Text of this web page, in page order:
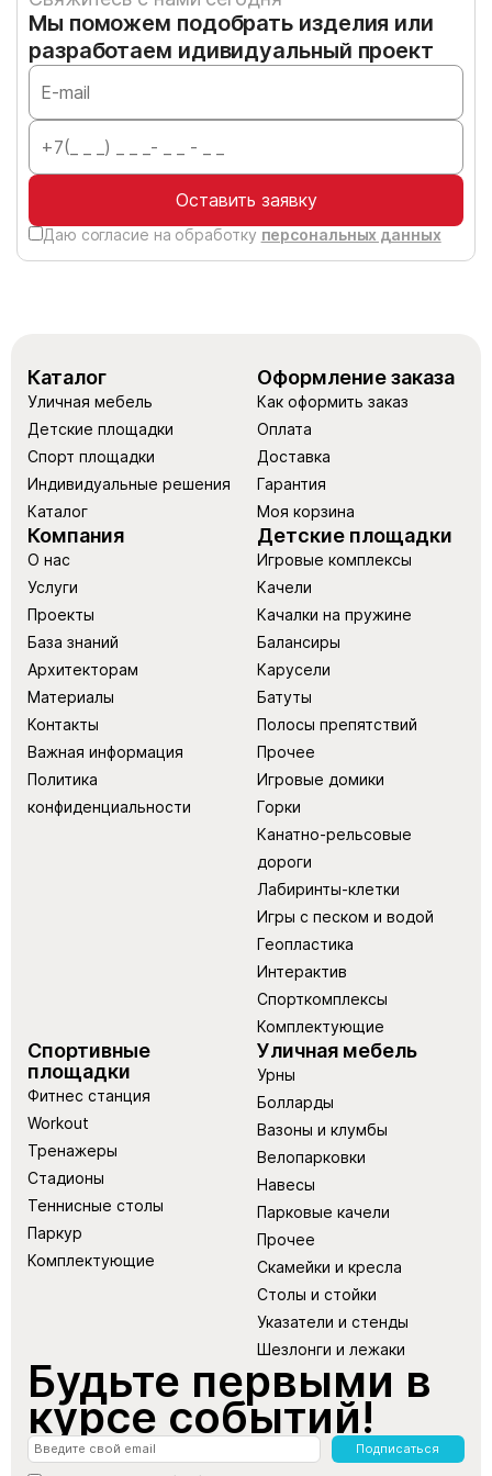
Мы поможем подобрать изделия или
разработаем идивидуальный проект
Оставить заявку
Даю согласие на обработку персональных данных
Каталог
Уличная мебель
Детские площадки
Спорт площадки
Индивидуальные решения
Каталог
Оформление заказа
Как оформить заказ
Оплата
Доставка
Гарантия
Моя корзина
Компания
О нас
Услуги
Проекты
База знаний
Архитекторам
Материалы
Контакты
Важная информация
Политика
конфиденциальности
Детские площадки
Игровые комплексы
Качели
Качалки на пружине
Балансиры
Карусели
Батуты
Полосы препятствий
Прочее
Игровые домики
Горки
Канатно-рельсовые
дороги
Лабиринты-клетки
Игры с песком и водой
Геопластика
Интерактив
Спорткомплексы
Комплектующие
Спортивные
площадки
Фитнес станция
Workout
Тренажеры
Стадионы
Теннисные столы
Паркур
Комплектующие
Уличная мебель
Урны
Болларды
Вазоны и клумбы
Велопарковки
Навесы
Парковые качели
Прочее
Скамейки и кресла
Столы и стойки
Указатели и стенды
Шезлонги и лежаки
Будьте первыми в
курсе событий!
Подписаться